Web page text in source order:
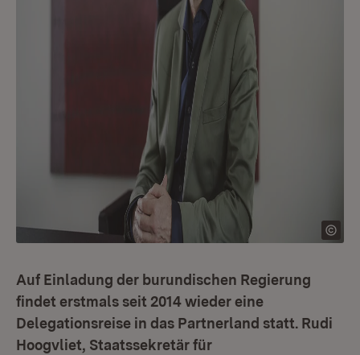
Auf Einladung der burundischen Regierung
findet erstmals seit 2014 wieder eine
Delegationsreise in das Partnerland statt. Rudi
Hoogvliet, Staatssekretär für